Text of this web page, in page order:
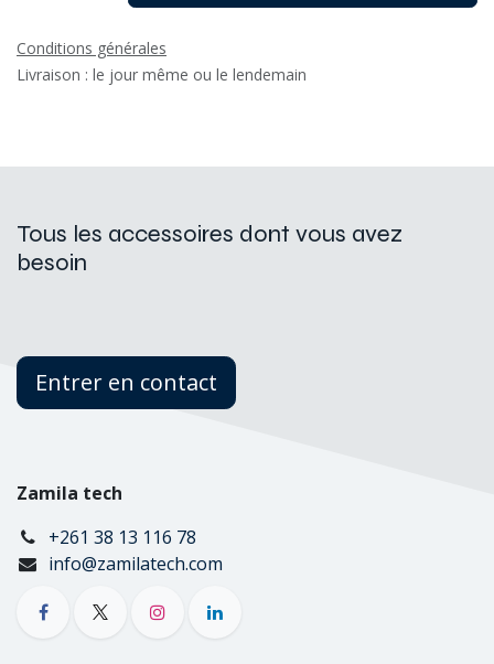
Conditions générales
Livraison : le jour même ou le lendemain
Tous les accessoires dont vous avez
besoin
Entrer en contact
Zamila tech
+261 38 13 116 78
info@zamilatech.com